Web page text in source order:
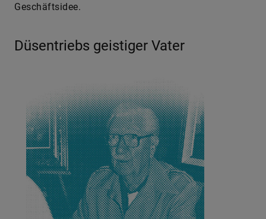
Geschäftsidee.
Düsentriebs geistiger Vater